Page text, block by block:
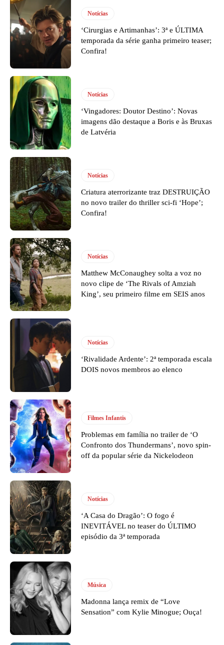
Notícias
‘Cirurgias e Artimanhas’: 3ª e ÚLTIMA
temporada da série ganha primeiro teaser;
Confira!
Notícias
‘Vingadores: Doutor Destino’: Novas
imagens dão destaque a Boris e às Bruxas
de Latvéria
Notícias
Criatura aterrorizante traz DESTRUIÇÃO
no novo trailer do thriller sci-fi ‘Hope’;
Confira!
Notícias
Matthew McConaughey solta a voz no
novo clipe de ‘The Rivals of Amziah
King’, seu primeiro filme em SEIS anos
Notícias
‘Rivalidade Ardente’: 2ª temporada escala
DOIS novos membros ao elenco
Filmes Infantis
Problemas em família no trailer de ‘O
Confronto dos Thundermans’, novo spin-
off da popular série da Nickelodeon
Notícias
‘A Casa do Dragão’: O fogo é
INEVITÁVEL no teaser do ÚLTIMO
episódio da 3ª temporada
Música
Madonna lança remix de “Love
Sensation” com Kylie Minogue; Ouça!